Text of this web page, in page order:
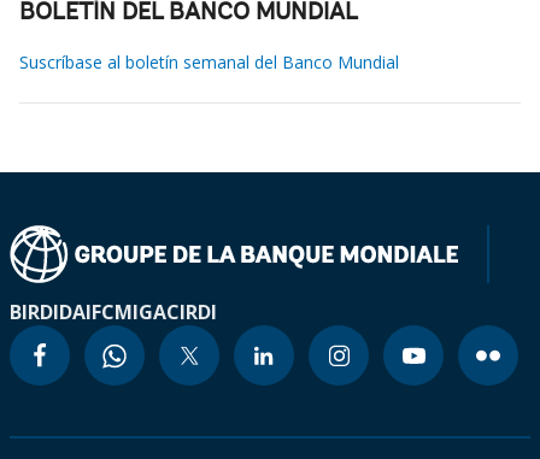
BOLETÍN DEL BANCO MUNDIAL
Suscríbase al boletín semanal del Banco Mundial
BIRDIDAIFCMIGACIRDI